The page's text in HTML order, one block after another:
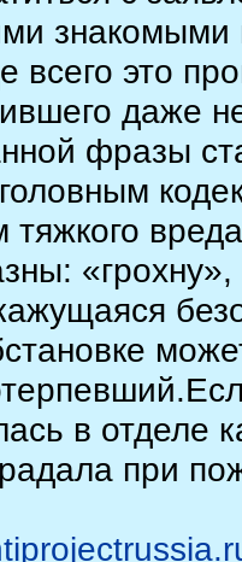
знакомыми
всего это
даже
фразы
тяжкого
в отделе
при